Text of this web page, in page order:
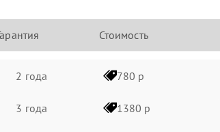
Стоимость
2 года 780 р
3 года 1380 р